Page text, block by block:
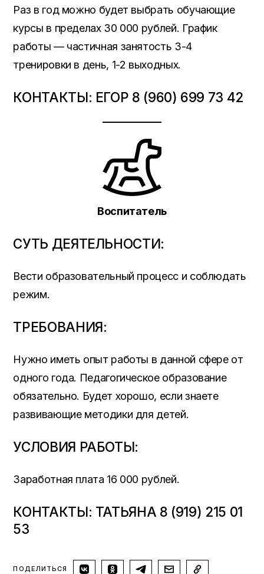
Раз в год можно будет выбрать обучающие
курсы в пределах 30 000 рублей. График
работы — частичная занятость 3-4
тренировки в день, 1-2 выходных.
КОНТАКТЫ: ЕГОР 8 (960) 699 73 42
Воспитатель
СУТЬ ДЕЯТЕЛЬНОСТИ:
Вести образовательный процесс и соблюдать
режим.
ТРЕБОВАНИЯ:
Нужно иметь опыт работы в данной сфере от
одного года. Педагогическое образование
обязательно. Будет хорошо, если знаете
развивающие методики для детей.
УСЛОВИЯ РАБОТЫ:
Заработная плата 16 000 рублей.
КОНТАКТЫ: ТАТЬЯНА 8 (919) 215 01
53
ПОДЕЛИТЬСЯ